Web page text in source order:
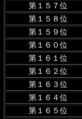
第１５７位
第１５８位
第１５９位
第１６０位
第１６１位
第１６２位
第１６３位
第１６４位
第１６５位